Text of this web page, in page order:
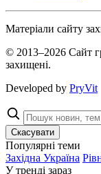
Матеріали сайту
© 2013–2026 Сайт
захищені.
Developed by PryVit
Скасувати
Популярні теми
Західна Україна
У тренді зараз